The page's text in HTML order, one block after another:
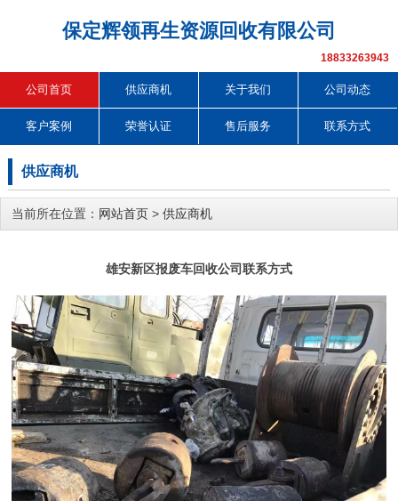
保定辉领再生资源回收有限公司
18833263943
公司首页 供应商机 关于我们 公司动态
客户案例 荣誉认证 售后服务 联系方式
供应商机
当前所在位置： 网站首页 > 供应商机
雄安新区报废车回收公司联系方式